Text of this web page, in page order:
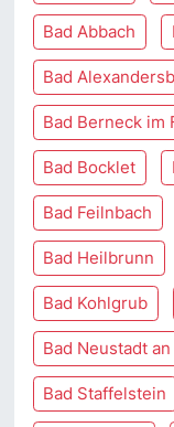
Bad Abbach
Bad
Bad Berneck im
Bad Bocklet
Bad Feilnbach
Bad Heilbrunn
Bad Kohlgrub
Bad Neustadt
Bad Staffelstein